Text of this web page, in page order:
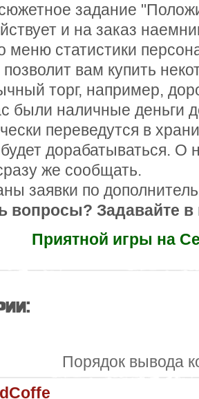
задание
и на заказ
меню статистики
вам купить
торг, например,
были наличные деньги
переведутся в
дорабатываться. О
же сообщать.
заявки по
вопросы? Задавайте в
Приятной игры на
Порядок вывода